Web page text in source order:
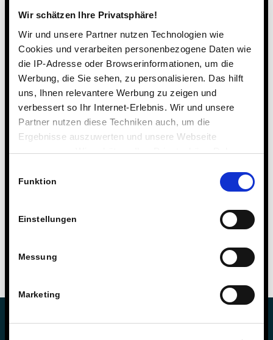
Wir schätzen Ihre Privatsphäre!
Wir und unsere Partner nutzen Technologien wie
Cookies und verarbeiten personenbezogene Daten wie
die IP-Adresse oder Browserinformationen, um die
Werbung, die Sie sehen, zu personalisieren. Das hilft
uns, Ihnen relevantere Werbung zu zeigen und
verbessert so Ihr Internet-Erlebnis. Wir und unsere
Partner nutzen diese Techniken auch, um die
Ergebnisse auszuwerten und unsere Webseite
anzupassen. Wir schätzen Ihre Privatsphäre. Daher
Technologien.
Funktion
Einstellungen
Messung
Marketing
gerecht zu werden und die Schule als Gemeinschaft zu
verstehen, in der das Prinzip der Gleichwürdigkeit (Juul)
zwischen Schülerinnen und Schülern sowie Lehrerinnen
und Lehrern gelebt wird.